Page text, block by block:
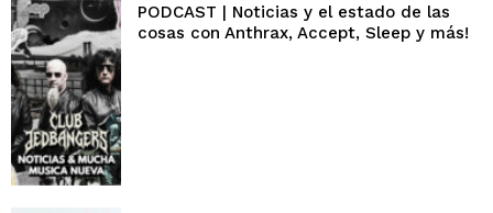
PODCAST | Noticias y el estado de las
cosas con Anthrax, Accept, Sleep y más!